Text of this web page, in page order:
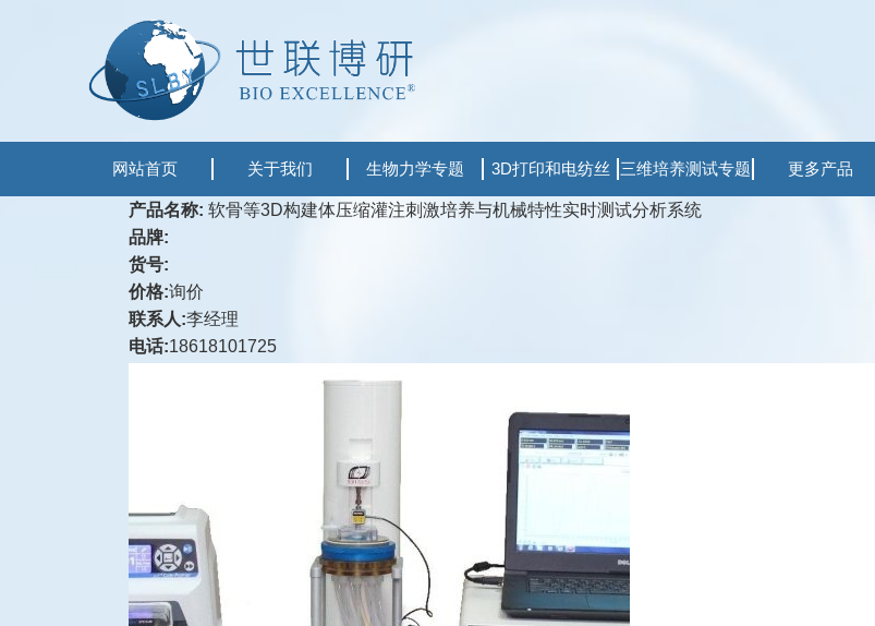
网站首页 关于我们 生物力学专题 3D打印和电纺丝 三维培养测试专题 更多产品
产品名称: 软骨等3D构建体压缩灌注刺激培养与机械特性实时测试分析系统
品牌:
货号:
价格:询价
联系人:李经理
电话:18618101725